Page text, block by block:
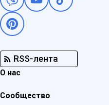
RSS-лента
О нас
Сообщество